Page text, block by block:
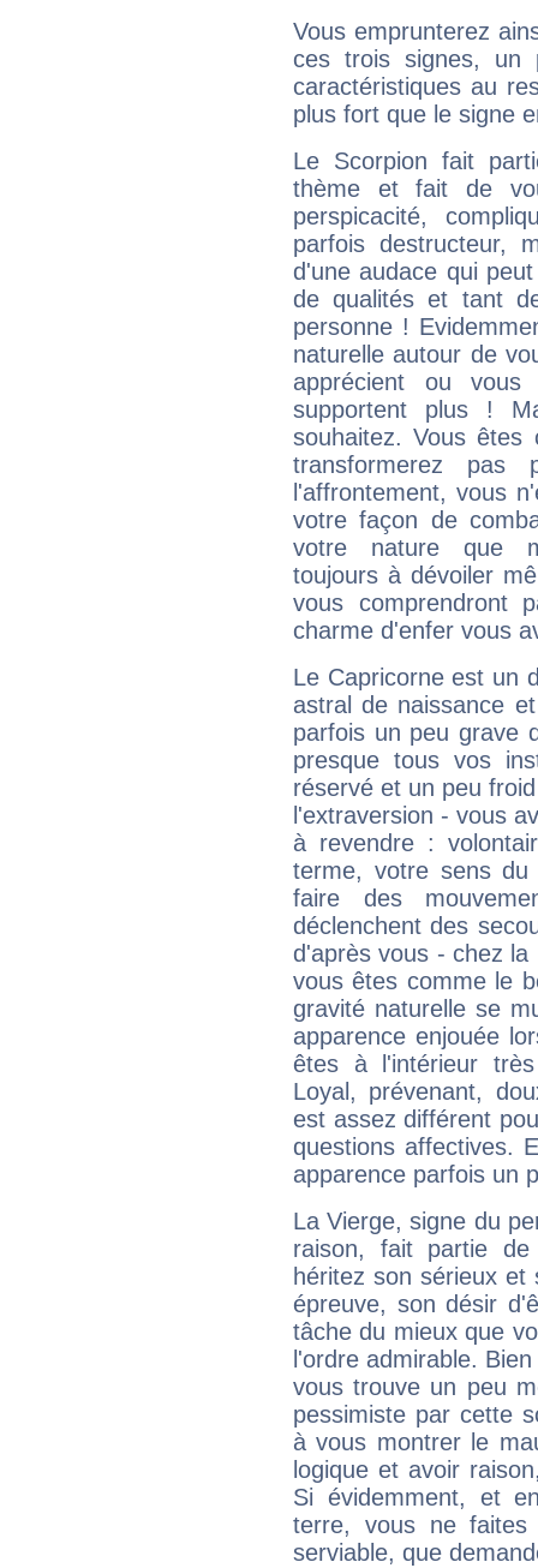
Vous emprunterez
ces trois signes, un
caractéristiques au
plus fort que le signe
Le Scorpion fait
thème et fait de
perspicacité,
parfois destructeur,
d'une audace qui
de qualités et tant
personne !
naturelle autour de
apprécient ou
supportent plus !
souhaitez. Vous
transformerez
l'affrontement, vous
votre façon de
votre nature que
toujours à dévoiler
vous comprendront
charme d'enfer vous
Le Capricorne est un
astral de naissance
parfois un peu grave
presque tous vos
réservé et un peu
l'extraversion - vous
à revendre :
terme, votre sens
faire des
déclenchent des
d'après vous - chez
vous êtes comme le
gravité naturelle se
apparence enjouée
êtes à l'intérieur
Loyal, prévenant,
est assez différent
questions affectives.
apparence parfois un
La Vierge, signe du
raison, fait partie
héritez son sérieux
épreuve, son désir
tâche du mieux que
l'ordre admirable.
vous trouve un peu
pessimiste par cette
à vous montrer le
logique et avoir
Si évidemment, et
terre, vous ne
serviable, que